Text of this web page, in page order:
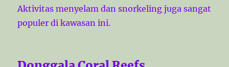
Aktivitas menyelam dan snorkeling juga sangat
populer di kawasan ini.